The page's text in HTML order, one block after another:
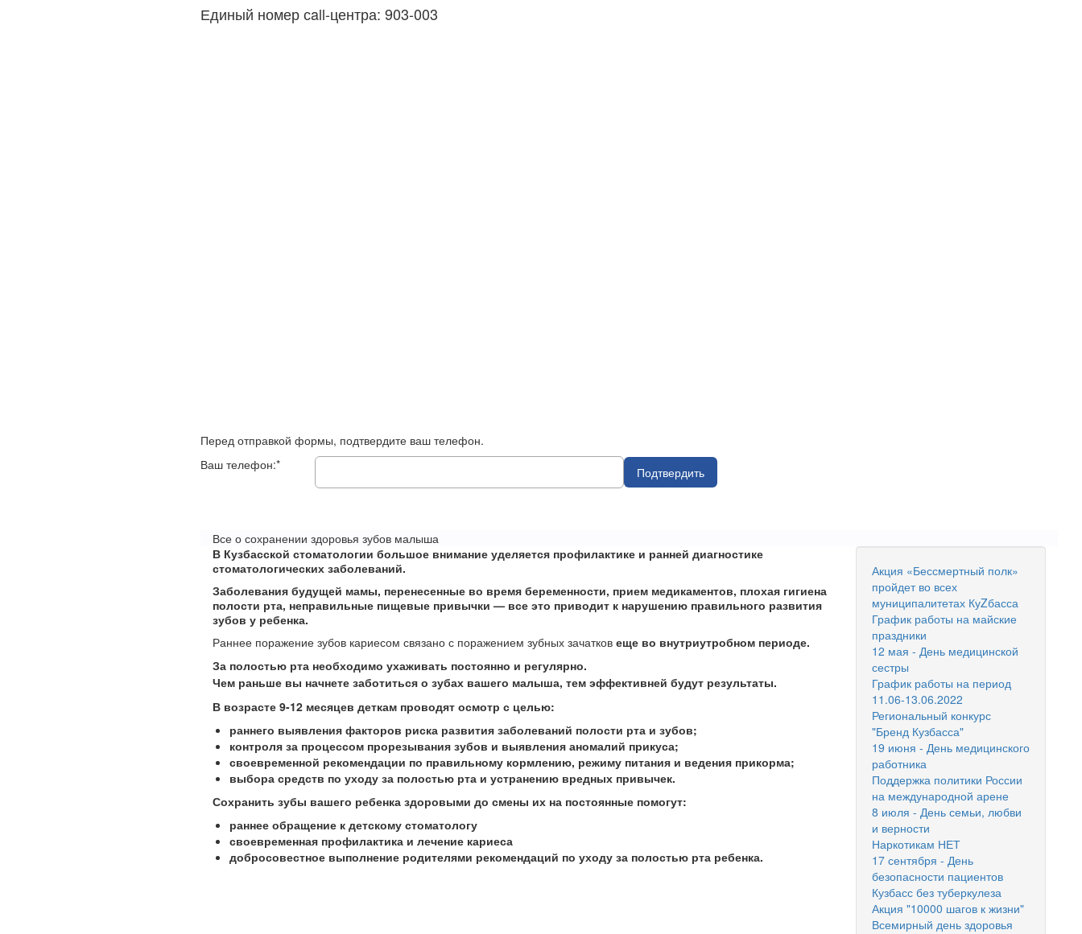
Единый номер сall-центра: 903-003
Перед отправкой формы, подтвердите ваш телефон.
Ваш телефон:*
Подтвердить
Все о сохранении здоровья зубов малыша
В Кузбасской стоматологии большое внимание уделяется профилактике и ранней диагностике
стоматологических заболеваний.
Заболевания будущей мамы, перенесенные во время беременности, прием медикаментов, плохая гигиена
полости рта, неправильные пищевые привычки — все это приводит к нарушению правильного развития
зубов у ребенка.
Раннее поражение зубов кариесом связано с поражением зубных зачатков еще во внутриутробном периоде.
За полостью рта необходимо ухаживать постоянно и регулярно.
Чем раньше вы начнете заботиться о зубах вашего малыша, тем эффективней будут результаты.
В возрасте 9-12 месяцев деткам проводят осмотр с целью:
раннего выявления факторов риска развития заболеваний полости рта и зубов;
контроля за процессом прорезывания зубов и выявления аномалий прикуса;
своевременной рекомендации по правильному кормлению, режиму питания и ведения прикорма;
выбора средств по уходу за полостью рта и устранению вредных привычек.
Сохранить зубы вашего ребенка здоровыми до смены их на постоянные помогут:
раннее обращение к детскому стоматологу
своевременная профилактика и лечение кариеса
добросовестное выполнение родителями рекомендаций по уходу за полостью рта ребенка.
Акция «Бессмертный полк»
пройдет во всех
муниципалитетах КуZбасса
График работы на майские
праздники
12 мая - День медицинской
сестры
График работы на период
11.06-13.06.2022
Региональный конкурс
"Бренд Кузбасса"
19 июня - День медицинского
работника
Поддержка политики России
на международной арене
8 июля - День семьи, любви
и верности
Наркотикам НЕТ
17 сентября - День
безопасности пациентов
Кузбасс без туберкулеза
Акция "10000 шагов к жизни"
Всемирный день здоровья